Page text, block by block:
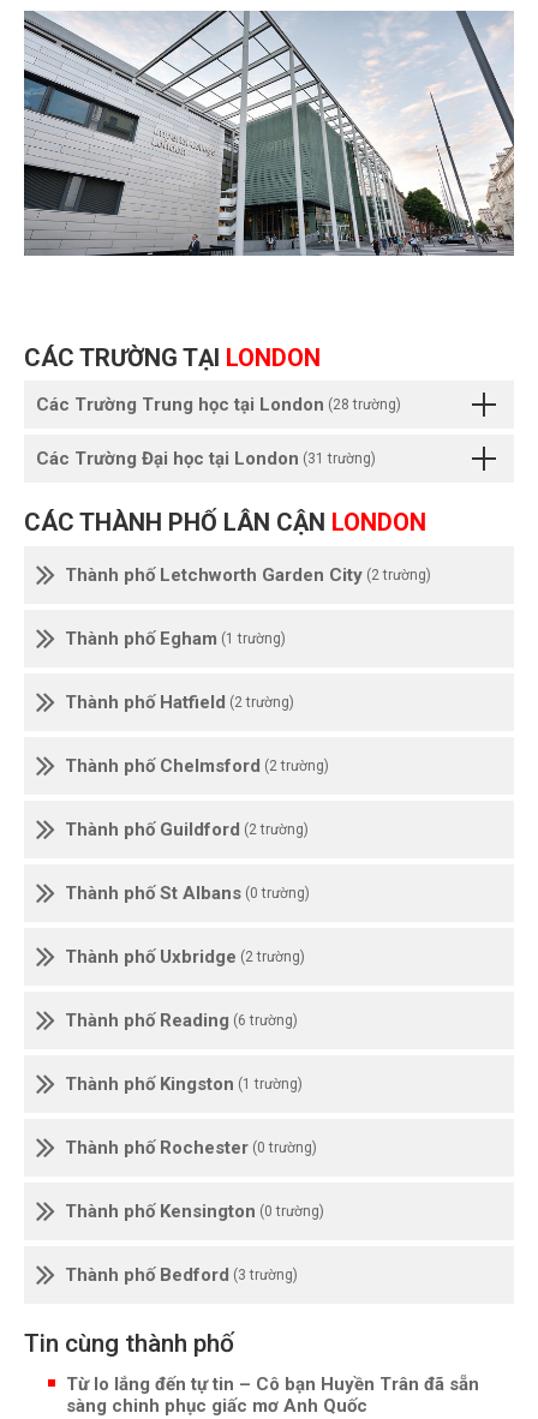
CÁC TRƯỜNG TẠI LONDON
Các Trường Trung học tại London (28 trường)
Các Trường Đại học tại London (31 trường)
CÁC THÀNH PHỐ LÂN CẬN LONDON
Thành phố Letchworth Garden City (2 trường)
Thành phố Egham (1 trường)
Thành phố Hatfield (2 trường)
Thành phố Chelmsford (2 trường)
Thành phố Guildford (2 trường)
Thành phố St Albans (0 trường)
Thành phố Uxbridge (2 trường)
Thành phố Reading (6 trường)
Thành phố Kingston (1 trường)
Thành phố Rochester (0 trường)
Thành phố Kensington (0 trường)
Thành phố Bedford (3 trường)
Tin cùng thành phố
Từ lo lắng đến tự tin – Cô bạn Huyền Trân đã sẵn
sàng chinh phục giấc mơ Anh Quốc